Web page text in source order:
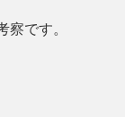
です。